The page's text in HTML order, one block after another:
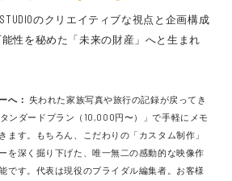
のクリエイティブな視点と企画構成
性を秘めた「未来の財産」へと生まれ
へ： 失われた家族写真や旅行の記録が戻ってき
ンダードプラン（10,000円〜）」で手軽にメモ
ます。もちろん、こだわりの「カスタム制作」
を深く掘り下げた、唯一無二の感動的な映像作
です。代表は現役のブライダル編集者。お客様